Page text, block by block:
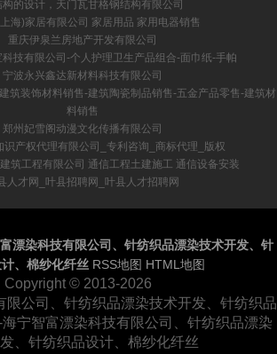
构的设计，天门瓦甘格钢结构有限公司
海)家居有限公司 家居用品 家用电器销售
重庆伊泉兰房地产开发有限公司
技有限公司-个人护理卫生产品组合-面巾纸-手帕
宁波永兴鑫达新材料科技有限公司
筑装饰材料销售-建筑陶瓷制品销售-五金产品零售-建筑材
料销售
郑州妃雪阁动漫文化传播有限公司
识产权代理有限公司_专利咨询_商标代理_版权
筑工程有限公司 通信工程土建施工 通信设备安装
人才网_叶县招聘网_叶县人才招聘网
漂染科技有限公司、针纺织品漂染技术开发、针
、棉纱化纤丝 RSS地图 HTML地图
Copyright © 2013-2026
限公司、针纺织品漂染技术开发、针纺织品
宁智富漂染科技有限公司、针纺织品漂染
、针纺织品设计、棉纱化纤丝